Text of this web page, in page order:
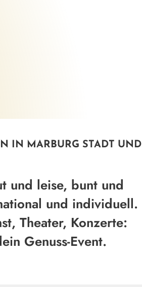
IN MARBURG STADT UND
und leise, bunt und
und individuell.
Theater, Konzerte:
Genuss-Event.